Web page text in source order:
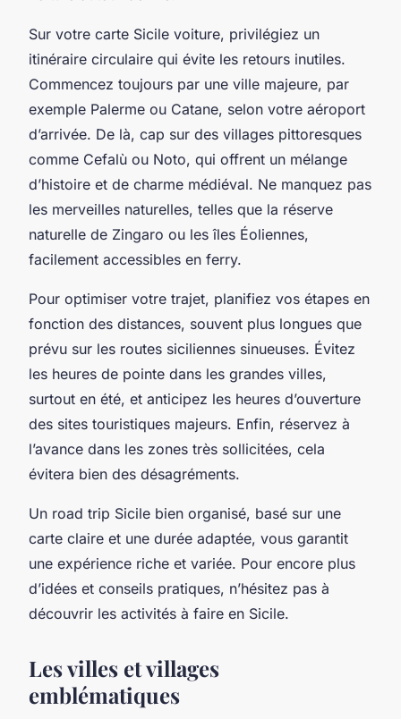
Sur votre carte Sicile voiture, privilégiez un
itinéraire circulaire qui évite les retours inutiles.
Commencez toujours par une ville majeure, par
exemple Palerme ou Catane, selon votre aéroport
d’arrivée. De là, cap sur des villages pittoresques
comme Cefalù ou Noto, qui offrent un mélange
d’histoire et de charme médiéval. Ne manquez pas
les merveilles naturelles, telles que la réserve
naturelle de Zingaro ou les îles Éoliennes,
facilement accessibles en ferry.
Pour optimiser votre trajet, planifiez vos étapes en
fonction des distances, souvent plus longues que
prévu sur les routes siciliennes sinueuses. Évitez
les heures de pointe dans les grandes villes,
surtout en été, et anticipez les heures d’ouverture
des sites touristiques majeurs. Enfin, réservez à
l’avance dans les zones très sollicitées, cela
évitera bien des désagréments.
Un road trip Sicile bien organisé, basé sur une
carte claire et une durée adaptée, vous garantit
une expérience riche et variée. Pour encore plus
d’idées et conseils pratiques, n’hésitez pas à
découvrir les activités à faire en Sicile.
Les villes et villages
emblématiques